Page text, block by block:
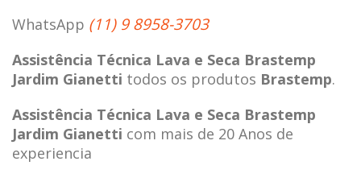
WhatsApp (11) 9 8958-3703
Assistência Técnica Lava e Seca Brastemp
Jardim Gianetti todos os produtos Brastemp.
Assistência Técnica Lava e Seca Brastemp
Jardim Gianetti com mais de 20 Anos de
experiencia